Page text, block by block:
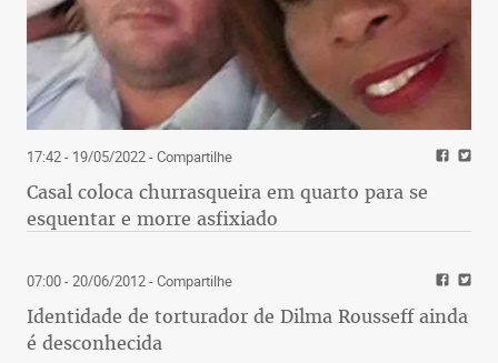
17:42 - 19/05/2022- Compartilhe
Casal coloca churrasqueira em quarto para se
esquentar e morre asfixiado
07:00 - 20/06/2012- Compartilhe
Identidade de torturador de Dilma Rousseff ainda
é desconhecida